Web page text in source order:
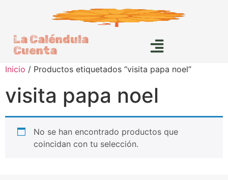
La Caléndula
Cuenta
Inicio / Productos etiquetados “visita papa noel”
visita papa noel
No se han encontrado productos que
coincidan con tu selección.